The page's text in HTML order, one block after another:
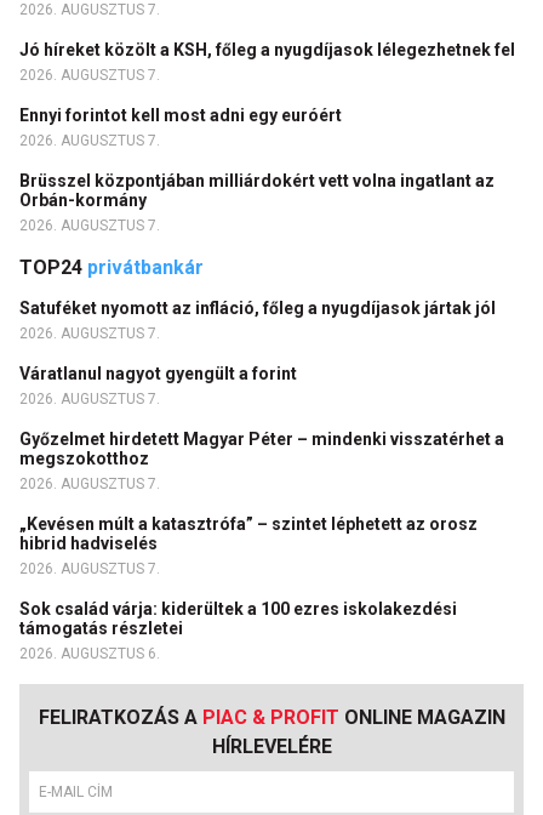
2026. AUGUSZTUS 7.
Jó híreket közölt a KSH, főleg a nyugdíjasok lélegezhetnek fel
2026. AUGUSZTUS 7.
Ennyi forintot kell most adni egy euróért
2026. AUGUSZTUS 7.
Brüsszel központjában milliárdokért vett volna ingatlant az
Orbán-kormány
2026. AUGUSZTUS 7.
TOP24 privátbankár
Satuféket nyomott az infláció, főleg a nyugdíjasok jártak jól
2026. AUGUSZTUS 7.
Váratlanul nagyot gyengült a forint
2026. AUGUSZTUS 7.
Győzelmet hirdetett Magyar Péter – mindenki visszatérhet a
megszokotthoz
2026. AUGUSZTUS 7.
„Kevésen múlt a katasztrófa” – szintet léphetett az orosz
hibrid hadviselés
2026. AUGUSZTUS 7.
Sok család várja: kiderültek a 100 ezres iskolakezdési
támogatás részletei
2026. AUGUSZTUS 6.
FELIRATKOZÁS A PIAC & PROFIT ONLINE MAGAZIN
HÍRLEVELÉRE